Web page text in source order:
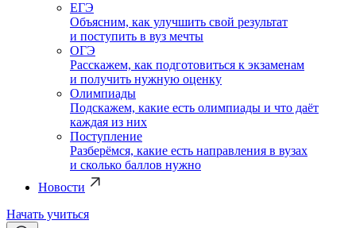
ЕГЭ
Объясним, как улучшить свой результат
и поступить в вуз мечты
ОГЭ
Расскажем, как подготовиться к экзаменам
и получить нужную оценку
Олимпиады
Подскажем, какие есть олимпиады и что даёт
каждая из них
Поступление
Разберёмся, какие есть направления в вузах
и сколько баллов нужно
Новости
Начать учиться